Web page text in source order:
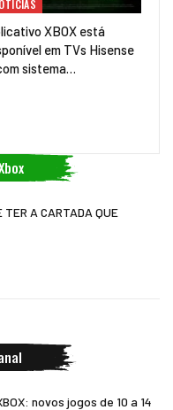
XBOX está
em TVs Hisense
sistema…
TER A CARTADA QUE
novos jogos de 10 a 14